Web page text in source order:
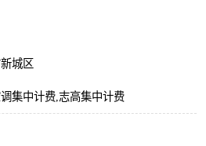
城区
集中计费,志高集中计费